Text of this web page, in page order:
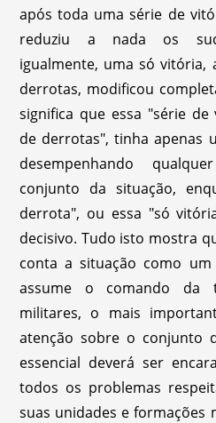
após toda uma série de
reduziu a nada os
igualmente, uma só vitória,
derrotas, modificou
significa que essa "série
de derrotas", tinha apenas
desempenhando
conjunto da situação,
derrota", ou essa "só
decisivo. Tudo isto mostra
conta a situação como
assume o comando da
militares, o mais
atenção sobre o conjunto
essencial deverá ser
todos os problemas
suas unidades e formações